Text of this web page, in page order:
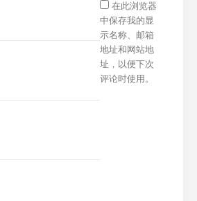
在此浏览器
中保存我的显
示名称、邮箱
地址和网站地
址，以便下次
评论时使用。